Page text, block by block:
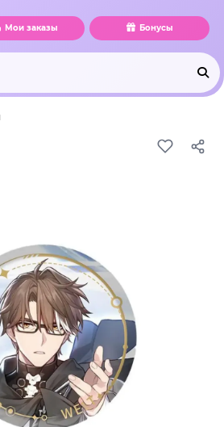
Мои заказы Бонусы